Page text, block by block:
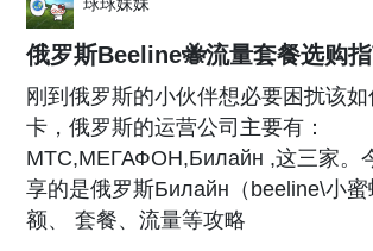
俄罗斯Beeline🐝流量套餐选购
刚到俄罗斯的小伙伴想必要困扰该
卡，俄罗斯的运营公司主要有：
МТС,МЕГАФОН,Билайн ,这三家。
享的是俄罗斯Билайн（beeline\小
额、 套餐、流量等攻略